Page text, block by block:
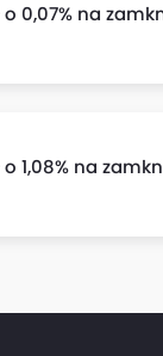
o 0,07% na
o 1,08% na